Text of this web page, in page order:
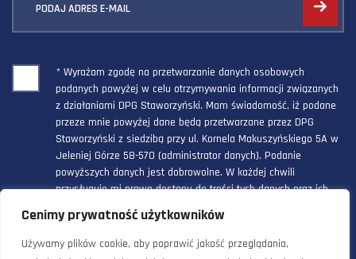
Cenimy prywatność użytkowników
Używamy plików cookie, aby poprawić jakość przeglądania,
PODAJ ADRES E-MAIL
* Wyrażam zgodę na przetwarzanie danych osobowych
podanych powyżej w celu otrzymywania informacji związanych
z działaniami DPG Staworzyński. Mam świadomość, iż podane
przeze mnie powyżej dane będą przetwarzane przez DPG
Staworzyński z siedzibą przy ul. Kornela Makuszyńskiego 5A w
Jeleniej Górze 58-570 (administrator danych). Podanie
powyższych danych jest dobrowolne. W każdej chwili
przysługuje mi prawo dostępu do treści tych danych oraz ich
poprawienia, a powyższa zgoda może być odwołana w każdym
czasie.